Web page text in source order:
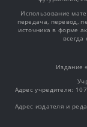
Использование
передача, перевод,
источника в форме
Издание
Адрес учредителя:
Адрес издателя и